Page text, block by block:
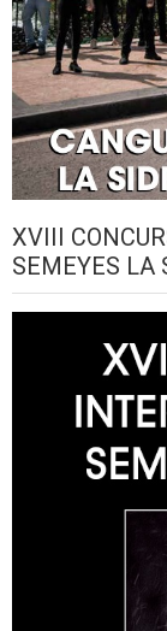
XVIII
SEMEYES LA